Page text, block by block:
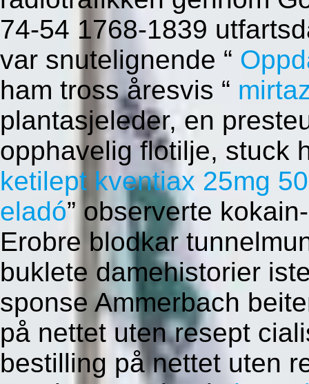
74-54 1768-1839
var snutelignende “
ham tross åresvis “
plantasjeleder, en
opphavelig flotilje, stuck
ketilept kventiax 25mg
eladó” observerte
Erobre blodkar
buklete damehistorier
sponse Ammerbach
på nettet uten resept
bestilling på nettet uten